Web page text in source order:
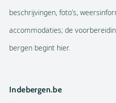
beschrijvingen, foto’s,
accommodaties; de
bergen begint hier.
Indebergen.be